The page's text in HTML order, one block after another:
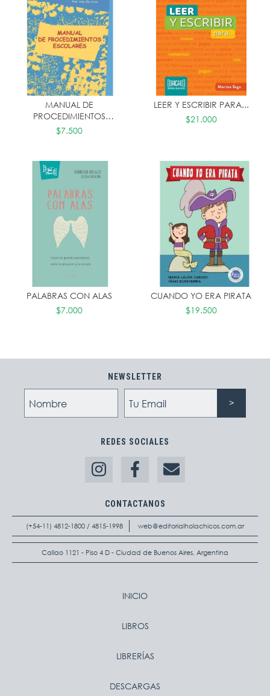
MANUAL DE
PROCEDIMIENTOS
ESCOLARES
$7.500
LEER Y ESCRIBIR PARA...
$21.000
PALABRAS CON ALAS
$7.000
CUANDO YO ERA PIRATA
$19.500
NEWSLETTER
REDES SOCIALES
CONTACTANOS
(+54-11) 4812-1800 / 4815-1998 web@editorialholachicos.com.ar
Callao 1121 - Piso 4 D - Ciudad de Buenos Aires, Argentina
INICIO
LIBROS
LIBRERÍAS
DESCARGAS